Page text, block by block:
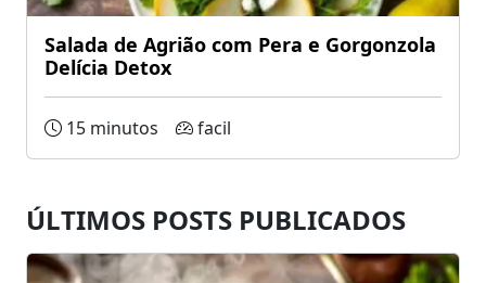
Salada de Agrião com Pera e Gorgonzola
Delícia Detox
15 minutos facil
ÚLTIMOS POSTS PUBLICADOS